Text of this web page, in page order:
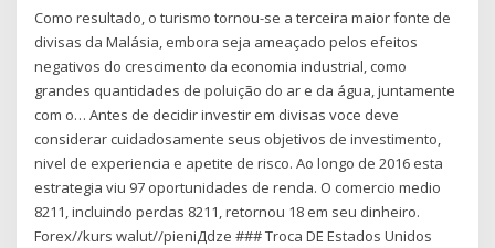
Como resultado, o turismo tornou-se a terceira maior fonte de
divisas da Malásia, embora seja ameaçado pelos efeitos
negativos do crescimento da economia industrial, como
grandes quantidades de poluição do ar e da água, juntamente
com o… Antes de decidir investir em divisas voce deve
considerar cuidadosamente seus objetivos de investimento,
nivel de experiencia e apetite de risco. Ao longo de 2016 esta
estrategia viu 97 oportunidades de renda. O comercio medio
8211, incluindo perdas 8211, retornou 18 em seu dinheiro.
Forex//kurs walut//pieniДdze ### Troca DE Estados Unidos